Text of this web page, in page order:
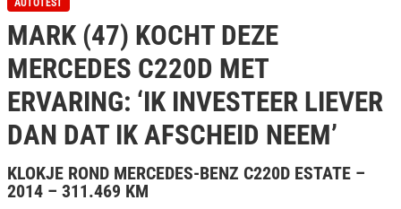
m
AUTOTEST
MARK (47) KOCHT DEZE
MERCEDES C220D MET
ERVARING: ‘IK INVESTEER LIEVER
DAN DAT IK AFSCHEID NEEM’
KLOKJE ROND MERCEDES-BENZ C220D ESTATE –
2014 – 311.469 KM